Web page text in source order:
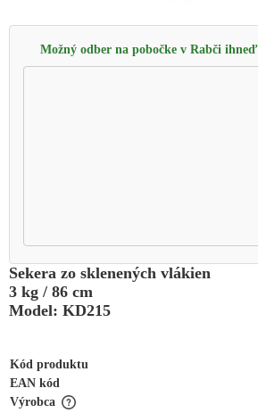
Možný odber na pobočke v Rabči ihneď
Sekera zo sklenených vlákien
3 kg / 86 cm
Model: KD215
Kód produktu
EAN kód
Výrobca